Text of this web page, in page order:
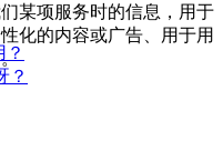
某项服务时的信息，用于
化的内容或广告、用于用
？